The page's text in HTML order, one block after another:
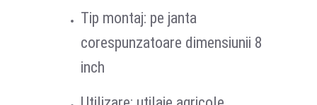
Tip montaj: pe janta
corespunzatoare dimensiunii 8
inch